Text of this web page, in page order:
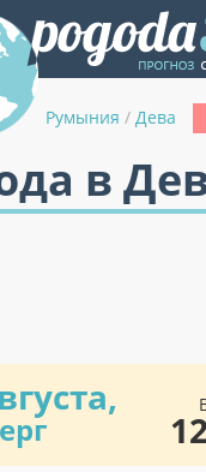
Румыния / Дева
в